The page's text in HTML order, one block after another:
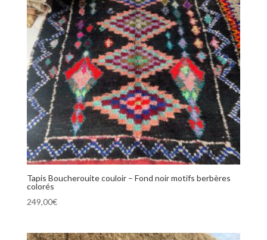
Tapis Boucherouite couloir – Fond noir motifs berbères
colorés
249,00€